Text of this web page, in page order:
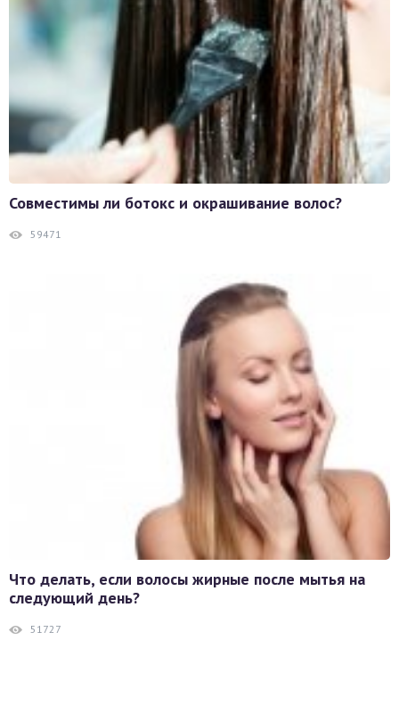
Совместимы ли ботокс и окрашивание волос?
59471
Что делать, если волосы жирные после мытья на
следующий день?
51727